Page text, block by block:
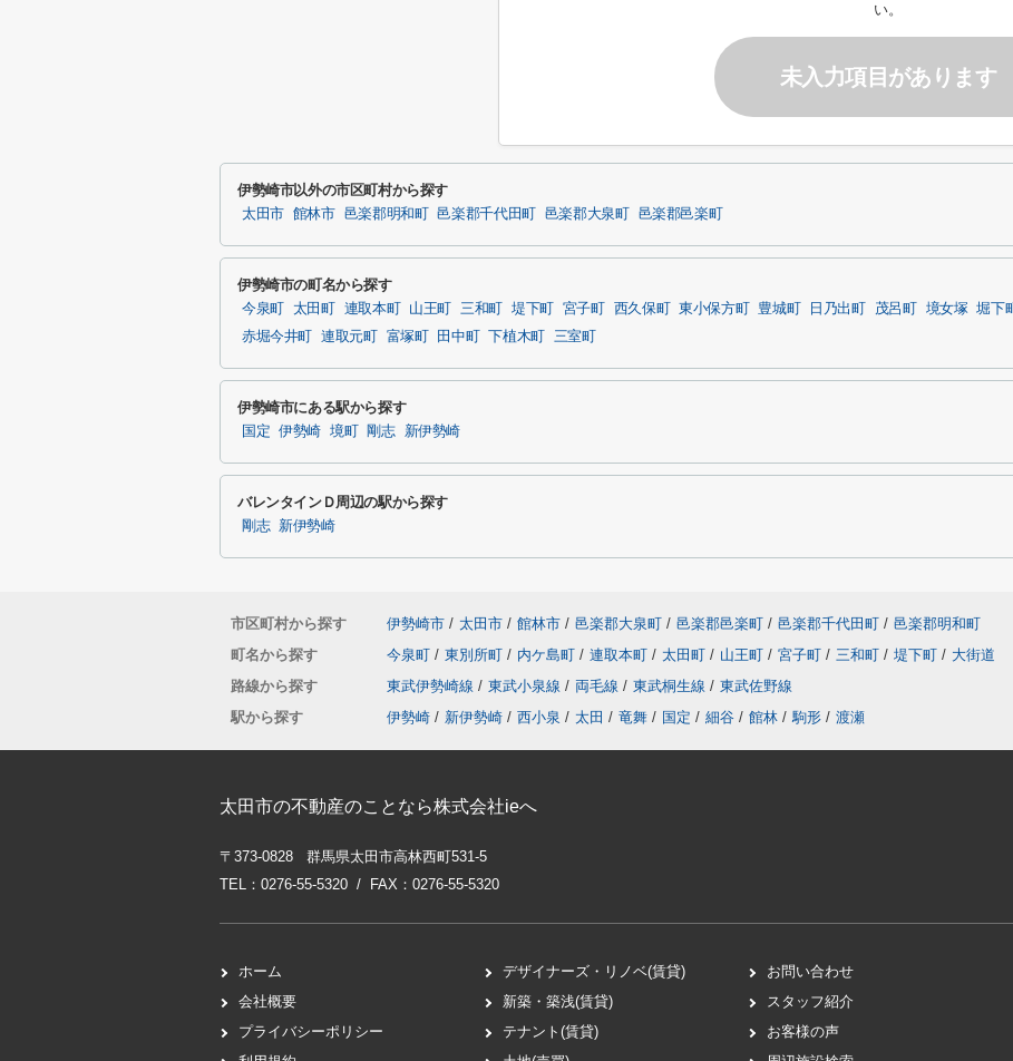
い。
未入力項目があります
伊勢崎市以外の市区町村から探す
太田市 館林市 邑楽郡明和町 邑楽郡千代田町 邑楽郡大泉町 邑楽郡邑楽町
伊勢崎市の町名から探す
今泉町 太田町 連取本町 山王町 三和町 堤下町 宮子町 西久保町 東小保方町 豊城町 日乃出町 茂呂町 境女塚 堀下町
赤堀今井町
連取元町 富塚町 田中町 下植木町 三室町
伊勢崎市にある駅から探す
国定 伊勢崎 境町 剛志 新伊勢崎
バレンタインＤ周辺の駅から探す
剛志 新伊勢崎
市区町村から探す 伊勢崎市 / 太田市 / 館林市 / 邑楽郡大泉町 / 邑楽郡邑楽町 / 邑楽郡千代田町 / 邑楽郡明和町
町名から探す
今泉町 / 東別所町 / 内ケ島町 / 連取本町 / 太田町 / 山王町 / 宮子町 / 三和町 / 堤下町 / 大街道
路線から探す
東武伊勢崎線 / 東武小泉線 / 両毛線 / 東武桐生線 / 東武佐野線
駅から探す
伊勢崎 / 新伊勢崎 / 西小泉 / 太田 / 竜舞 / 国定 / 細谷 / 館林 / 駒形 / 渡瀬
太田市の不動産のことなら株式会社ieへ
〒373-0828 群馬県太田市高林西町531-5
TEL：0276-55-5320 / FAX：0276-55-5320
ホーム
会社概要
プライバシーポリシー
デザイナーズ・リノベ(賃貸)
新築・築浅(賃貸)
テナント(賃貸)
お問い合わせ
スタッフ紹介
お客様の声